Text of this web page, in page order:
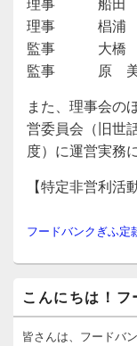
理事 椙浦
監事 大橋
監事 原 美
また、理事会の
営委員会（旧世
度）に運営実務
【特定非営利活
フードバンクぎふ定
ン
サ
こんにちは！フ
皆さんは、フードバ